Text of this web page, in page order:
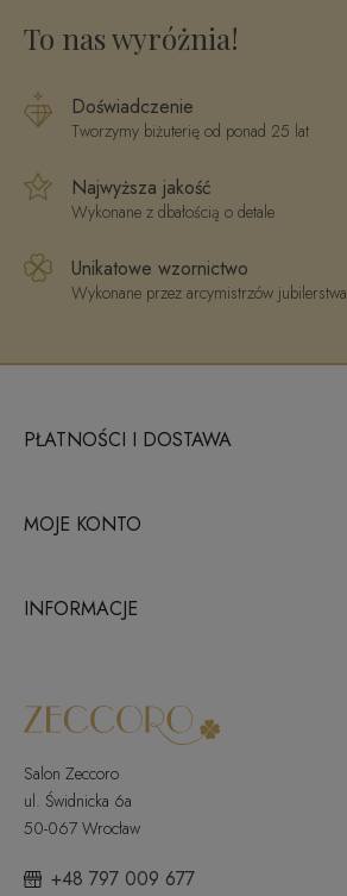
To nas wyróżnia!
Doświadczenie
Tworzymy biżuterię od ponad 25 lat
Najwyższa jakość
Wykonane z dbałością o detale
Unikatowe wzornictwo
Wykonane przez arcymistrzów jubilerstwa
PŁATNOŚCI I DOSTAWA
MOJE KONTO
INFORMACJE
Salon Zeccoro
ul. Świdnicka 6a
50-067 Wrocław
+48 797 009 677